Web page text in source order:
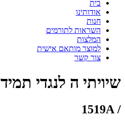
בית
אודותינו
חנות
השראות לתורמים
המלצות
למוצר מותאם אישית
צור קשר
שיויתי ה לנגדי תמיד
/ 1519A